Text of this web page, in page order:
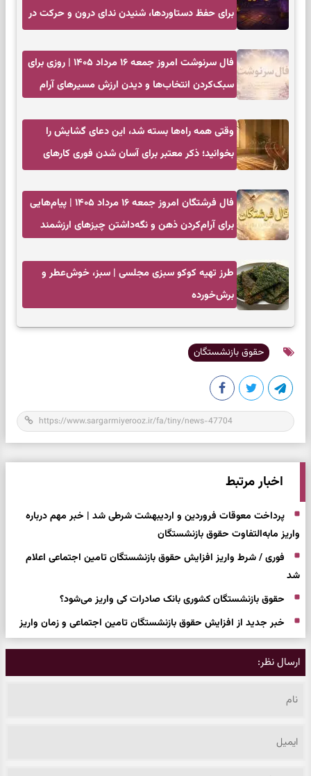
برای حفظ دستاوردها، شنیدن ندای درون و حرکت در
زمان مناسب
فال سرنوشت امروز جمعه ۱۶ مرداد ۱۴۰۵ | روزی برای
سبک‌کردن انتخاب‌ها و دیدن ارزش مسیرهای آرام
وقتی همه راه‌ها بسته شد، این دعای گشایش را
بخوانید؛ ذکر معتبر برای آسان شدن فوری کارهای
سخت
فال فرشتگان امروز جمعه ۱۶ مرداد ۱۴۰۵ | پیام‌هایی
برای آرام‌کردن ذهن و نگه‌داشتن چیزهای ارزشمند
طرز تهیه کوکو سبزی مجلسی | سبز، خوش‌عطر و
برش‌خورده
حقوق بازنشستگان
اخبار مرتبط
پرداخت معوقات فروردین و اردیبهشت شرطی شد | خبر مهم درباره
واریز مابه‌التفاوت حقوق بازنشستگان
فوری / شرط واریز افزایش حقوق بازنشستگان تامین اجتماعی اعلام
شد
حقوق بازنشستگان کشوری بانک صادرات کی واریز می‌شود؟
خبر جدید از افزایش حقوق بازنشستگان تامین اجتماعی و زمان واریز
ارسال نظر: